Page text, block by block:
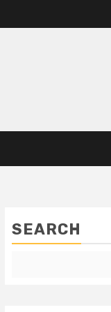
SEARCH